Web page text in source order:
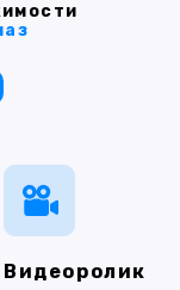
Видеоролик